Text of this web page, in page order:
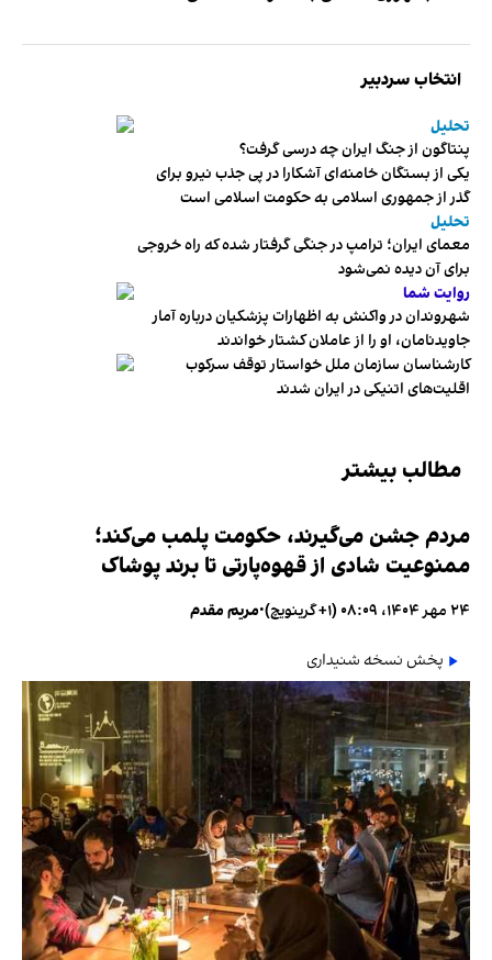
انتخاب سردبیر
تحلیل
پنتاگون از جنگ ایران چه درسی گرفت؟
یکی از بستگان خامنه‌ای آشکارا در پی جذب نیرو برای
گذر از جمهوری اسلامی به حکومت اسلامی است
تحلیل
معمای ایران؛ ترامپ در جنگی گرفتار شده که راه خروجی
برای آن دیده نمی‌شود
روایت شما
شهروندان در واکنش به اظهارات پزشکیان درباره آمار
جاویدنامان، او را از عاملان کشتار خواندند
کارشناسان سازمان ملل خواستار توقف سرکوب
اقلیت‌های اتنیکی در ایران شدند
مطالب بیشتر
مردم جشن می‌گیرند، حکومت پلمب می‌کند؛
ممنوعیت شادی از قهوه‌پارتی تا برند پوشاک
۲۴ مهر ۱۴۰۴، ۰۸:۰۹ (‎+۱ گرینویچ) •مریم مقدم
پخش نسخه شنیداری